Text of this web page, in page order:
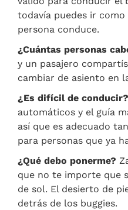
todavía puedes ir
persona conduce.
¿Cuántas personas
y un pasajero
cambiar de asiento en
¿Es difícil de conducir?
automáticos y el guía
así que es adecuado
para personas que ya
¿Qué debo ponerme?
que no te importe que
de sol. El desierto de
detrás de los buggies.